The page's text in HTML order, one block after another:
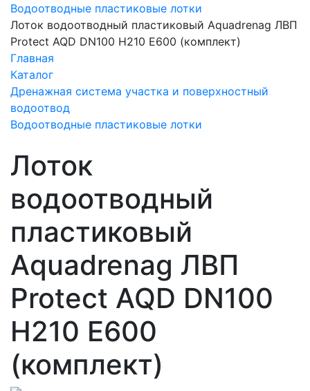
Водоотводные пластиковые лотки
Лоток водоотводный пластиковый Aquadrenag ЛВП
Protect AQD DN100 H210 Е600 (комплект)
Главная
Каталог
Дренажная система участка и поверхностный
водоотвод
Водоотводные пластиковые лотки
Лоток
водоотводный
пластиковый
Aquadrenag ЛВП
Protect AQD DN100
H210 Е600
(комплект)